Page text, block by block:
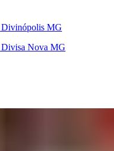
MG
Nova MG